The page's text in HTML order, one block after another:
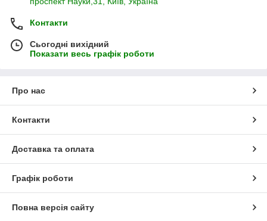
Контакти
Сьогодні вихідний
Показати весь графік роботи
Про нас
Контакти
Доставка та оплата
Графік роботи
Повна версія сайту